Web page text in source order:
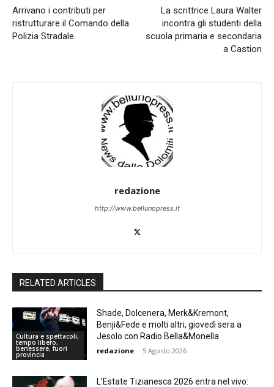
Arrivano i contributi per
ristrutturare il Comando della
Polizia Stradale
La scrittrice Laura Walter
incontra gli studenti della
scuola primaria e secondaria
a Castion
redazione
http://www.bellunopress.it
RELATED ARTICLES
Cultura e spettacoli,
tempo libero,
benessere, fuori
provincia
Shade, Dolcenera, Merk&Kremont,
Benji&Fede e molti altri, giovedì sera a
Jesolo con Radio Bella&Monella
redazione - 5 Agosto 2026
L’Estate Tizianesca 2026 entra nel vivo: